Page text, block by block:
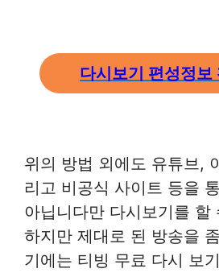
다시보기 편성정보
위의 방법 외에도 유튜브,
리고 비공식 사이트 등을
아닙니다만 다시보기를 할
하지만 제대로 된 방송을
기에는 티빙 무료 다시 보